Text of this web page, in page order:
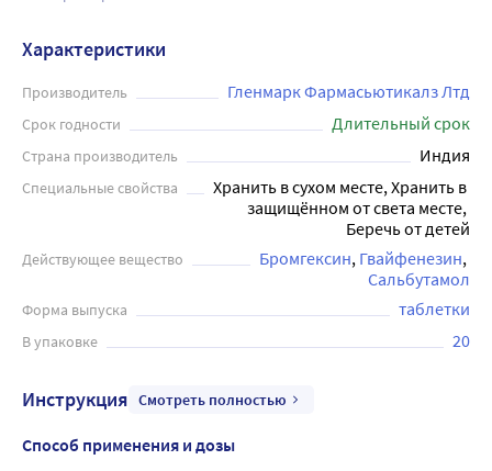
Характеристики
Производитель Гленмарк Фармасьютикалз Лтд
Срок годности Длительный срок
Страна производитель Индия
Специальные свойства
Хранить в сухом месте, Хранить в
защищённом от света месте,
Беречь от детей
Действующее вещество Бромгексин Гвайфенезин
Сальбутамол
Форма выпуска таблетки
В упаковке 20
Инструкция Смотреть полностью
Способ применения и дозы